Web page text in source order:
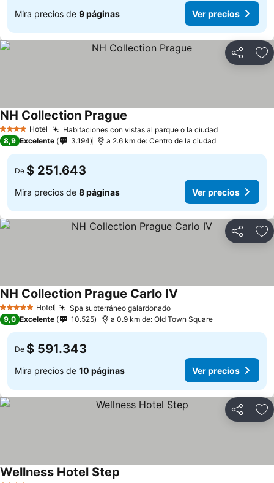
Mira precios de 9 páginas Ver precios
Compartir
4 EstrellasHotel Habitaciones con vistas al parque o la ciudadVer precios
NH Collection Prague
8,9 Excelente 3.194 a 2.6 km de: Centro de la ciudad
De $ 251.643
Mira precios de 8 páginas Ver precios
Compartir
5 Estrellas Hotel Spa subterráneo galardonadoVer precios
NH Collection Prague Carlo IV
9,0 Excelente 10.525 a 0.9 km de: Old Town Square
De $ 591.343
Mira precios de 10 páginas Ver precios
Compartir
Wellness Hotel Step